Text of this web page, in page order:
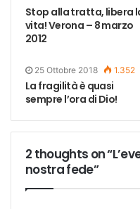
Stop alla tratta, libera
vita! Verona – 8 marzo
2012
25 Ottobre 2018 1.352
La fragilità è quasi
sempre l’ora di Dio!
2 thoughts on
nostra fede”